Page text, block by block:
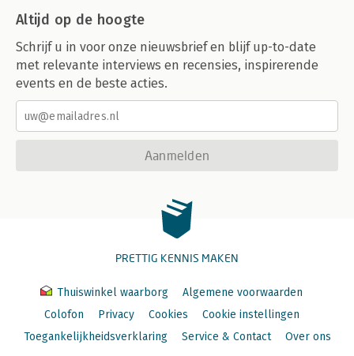
Altijd op de hoogte
Schrijf u in voor onze nieuwsbrief en blijf up-to-date
met relevante interviews en recensies, inspirerende
events en de beste acties.
Aanmelden
PRETTIG KENNIS MAKEN
Thuiswinkel waarborg
Algemene voorwaarden
Colofon
Privacy Cookies
Cookie instellingen
Toegankelijkheidsverklaring
Service & Contact Over ons